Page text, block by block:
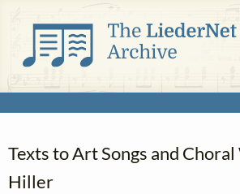
Texts to Art Songs and Choral
Hiller